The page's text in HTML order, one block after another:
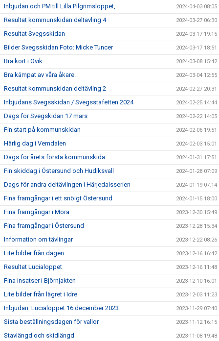
Inbjudan och PM till Lilla Pilgrimsloppet, 2024-04-03 08:05
Resultat kommunskidan deltävling 4 2024-03-27 06:30
Resultat Svegsskidan 2024-03-17 19:15
Bilder Svegsskidan Foto: Micke Tuncer 2024-03-17 18:51
Bra kört i Övik 2024-03-08 15:42
Bra kämpat av våra åkare. 2024-03-04 12:55
Resultat kommunskidan deltävling 2 2024-02-27 20:31
Inbjudans Svegsskidan / Svegsstafetten 2024 2024-02-25 14:44
Dags för Svegskidan 17 mars 2024-02-22 14:05
Fin start på kommunskidan 2024-02-06 19:51
Härlig dag i Vemdalen 2024-02-03 15:01
Dags för årets första kommunskida 2024-01-31 17:51
Fin skiddag i Östersund och Hudiksvall 2024-01-28 07:09
Dags för andra deltävlingen i Härjedalsserien 2024-01-19 07:14
Fina framgångar i ett snöigt Östersund 2024-01-15 18:00
Fina framgångar i Mora 2023-12-30 15:49
Fina framgångar i Östersund 2023-12-28 15:34
Information om tävlingar 2023-12-22 08:26
Lite bilder från dagen 2023-12-16 16:42
Resultat Lucialoppet 2023-12-16 11:48
Fina insatser i Björnjakten 2023-12-10 16:01
Lite bilder från lägret i Idre 2023-12-03 11:23
Inbjudan Lucialoppet 16 december 2023 2023-11-29 07:40
Sista beställningsdagen för vallor 2023-11-12 16:15
Stavlängd och skidlängd 2023-11-08 19:48